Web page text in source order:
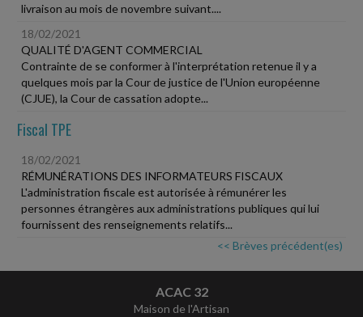
livraison au mois de novembre suivant....
18/02/2021
QUALITÉ D'AGENT COMMERCIAL
Contrainte de se conformer à l'interprétation retenue il y a
quelques mois par la Cour de justice de l'Union européenne
(CJUE), la Cour de cassation adopte...
Fiscal TPE
18/02/2021
RÉMUNÉRATIONS DES INFORMATEURS FISCAUX
L'administration fiscale est autorisée à rémunérer les
personnes étrangères aux administrations publiques qui lui
fournissent des renseignements relatifs...
<< Brèves précédent(es)
ACAC 32
Maison de l'Artisan